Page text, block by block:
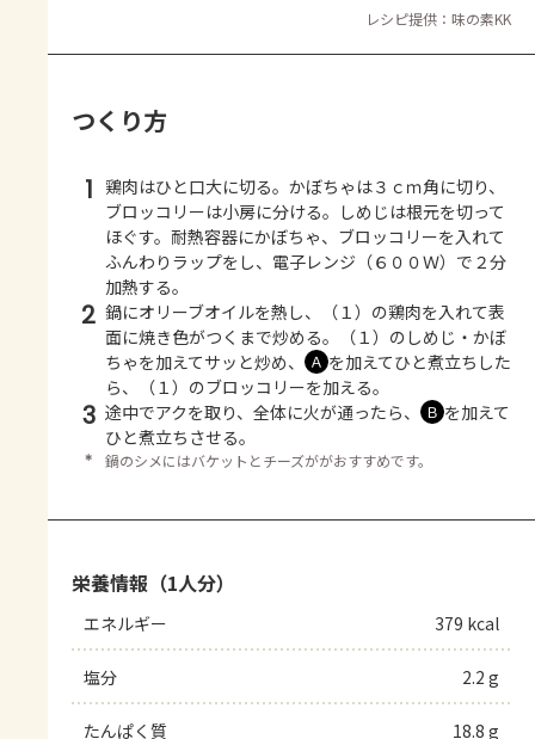
レシピ提供：味の素KK
つくり方
1 鶏肉はひと口大に切る。かぼちゃは３ｃｍ角に切り、
ブロッコリーは小房に分ける。しめじは根元を切って
ほぐす。耐熱容器にかぼちゃ、ブロッコリーを入れて
ふんわりラップをし、電子レンジ（６００Ｗ）で２分
加熱する。
2 鍋にオリーブオイルを熱し、（１）の鶏肉を入れて表
面に焼き色がつくまで炒める。（１）のしめじ・かぼ
ちゃを加えてサッと炒め、
Ａ を加えてひと煮立ちした
ら、（１）のブロッコリーを加える。
3 途中でアクを取り、全体に火が通ったら、 Ｂ を加えて
ひと煮立ちさせる。
＊ 鍋のシメにはバケットとチーズががおすすめです。
栄養情報（1人分）
エネルギー 379 kcal
塩分 2.2 g
たんぱく質 18.8 g